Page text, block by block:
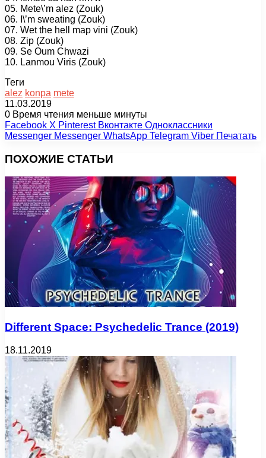
05. Mete\’m alez (Zouk)
06. I\’m sweating (Zouk)
07. Wet the hell map vini (Zouk)
08. Zip (Zouk)
09. Se Oum Chwazi
10. Lanmou Viris (Zouk)
Теги
alez konpa mete
11.03.2019
0 Время чтения меньше минуты
Facebook X Pinterest Вконтакте Одноклассники
Messenger Messenger WhatsApp Telegram Viber Печатать
ПОХОЖИЕ СТАТЬИ
Different Space: Psychedelic Trance (2019)
18.11.2019